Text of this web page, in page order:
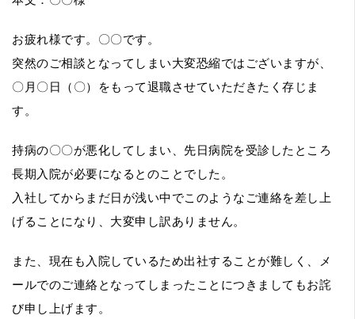
お疲れ様です。〇〇です。
突然のご相談となってしまい大変恐縮ではございますが、
〇月〇日（〇）をもって退職させていただきたく存じま
す。
持病の〇〇が悪化してしまい、先日病院を受診したところ
長期入院が必要になるとのことでした。
入社してからまだ日が浅い中でこのようなご連絡を差し上
げることになり、大変申し訳ありません。
また、現在も入院しているため出社することが難しく、メ
ールでのご連絡となってしまったことにつきましてもお詫
び申し上げます。